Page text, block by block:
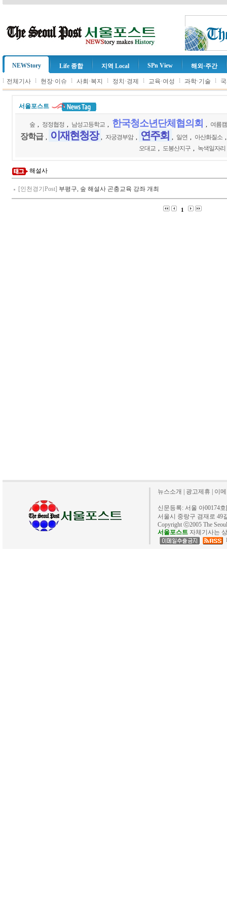
NEWStory Life 종합 지역 Local SPn View 해외·주간
l 전체기사 l 현장·이슈 l 사회·복지 l 정치·경제 l 교육·여성 l 과학·기술 l
서울포스트
숲 정정협정 남성고등학교 한국청소년단체협의회 여름
장학급 이재현청장 자궁경부암 연주회 일연 아산화질소
오대교
도봉산지구 녹색일자리
해설사
[인천경기Post] 부평구, 숲 해설사 곤충교육 강좌 개최
1
뉴스소개 광고제휴 이
신문등록: 서울 아00174
서울시 중랑구 겸재로 49
Copyright ⓒ2005 The
서울포스트 자체기사는